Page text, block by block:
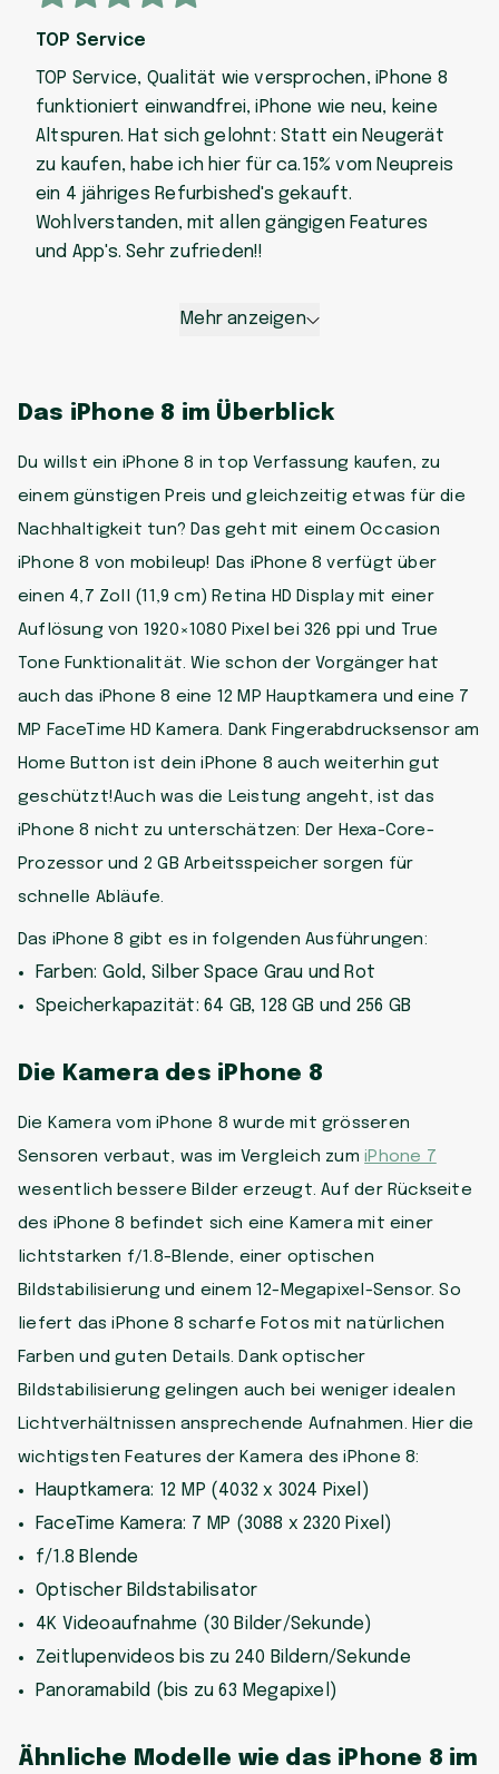
TOP Service
TOP Service, Qualität wie versprochen, iPhone 8
funktioniert einwandfrei, iPhone wie neu, keine
Altspuren. Hat sich gelohnt: Statt ein Neugerät
zu kaufen, habe ich hier für ca.15% vom Neupreis
ein 4 jähriges Refurbished's gekauft.
Wohlverstanden, mit allen gängigen Features
und App's. Sehr zufrieden!!
Mehr anzeigen
Das iPhone 8 im Überblick
Du willst ein iPhone 8 in top Verfassung kaufen, zu
einem günstigen Preis und gleichzeitig etwas für die
Nachhaltigkeit tun? Das geht mit einem Occasion
iPhone 8 von mobileup! Das iPhone 8 verfügt über
einen 4,7 Zoll (11,9 cm) Retina HD Display mit einer
Auflösung von 1920×1080 Pixel bei 326 ppi und True
Tone Funktionalität. Wie schon der Vorgänger hat
auch das iPhone 8 eine 12 MP Hauptkamera und eine 7
MP FaceTime HD Kamera. Dank Fingerabdrucksensor am
Home Button ist dein iPhone 8 auch weiterhin gut
geschützt!Auch was die Leistung angeht, ist das
iPhone 8 nicht zu unterschätzen: Der Hexa-Core-
Prozessor und 2 GB Arbeitsspeicher sorgen für
schnelle Abläufe.
Das iPhone 8 gibt es in folgenden Ausführungen:
Farben: Gold, Silber Space Grau und Rot
Speicherkapazität: 64 GB, 128 GB und 256 GB
Die Kamera des iPhone 8
Die Kamera vom iPhone 8 wurde mit grösseren
Sensoren verbaut, was im Vergleich zumiPhone 7
wesentlich bessere Bilder erzeugt. Auf der Rückseite
des iPhone 8 befindet sich eine Kamera mit einer
lichtstarken f/1.8-Blende, einer optischen
Bildstabilisierung und einem 12-Megapixel-Sensor. So
liefert das iPhone 8 scharfe Fotos mit natürlichen
Farben und guten Details. Dank optischer
Bildstabilisierung gelingen auch bei weniger idealen
Lichtverhältnissen ansprechende Aufnahmen. Hier die
wichtigsten Features der Kamera des iPhone 8:
Hauptkamera: 12 MP (4032 x 3024 Pixel)
FaceTime Kamera: 7 MP (3088 x 2320 Pixel)
f/1.8 Blende
Optischer Bildstabilisator
4K Videoaufnahme (30 Bilder/Sekunde)
Zeitlupenvideos bis zu 240 Bildern/Sekunde
Panoramabild (bis zu 63 Megapixel)
Ähnliche Modelle wie das iPhone 8 im